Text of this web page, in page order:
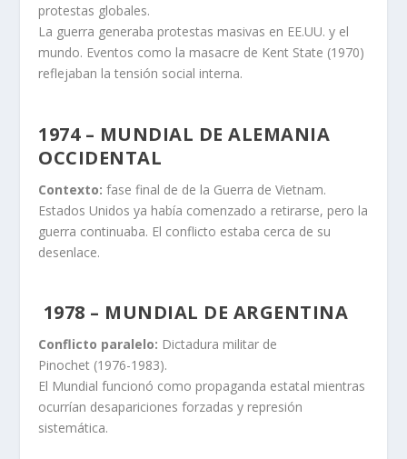
protestas globales.
La guerra generaba protestas masivas en EE.UU. y el
mundo. Eventos como la masacre de Kent State (1970)
reflejaban la tensión social interna.
1974 – MUNDIAL DE ALEMANIA
OCCIDENTAL
Contexto: fase final de de la Guerra de Vietnam.
Estados Unidos ya había comenzado a retirarse, pero la
guerra continuaba. El conflicto estaba cerca de su
desenlace.
1978 – MUNDIAL DE ARGENTINA
Conflicto paralelo: Dictadura militar de
Pinochet (1976-1983).
El Mundial funcionó como propaganda estatal mientras
ocurrían desapariciones forzadas y represión
sistemática.